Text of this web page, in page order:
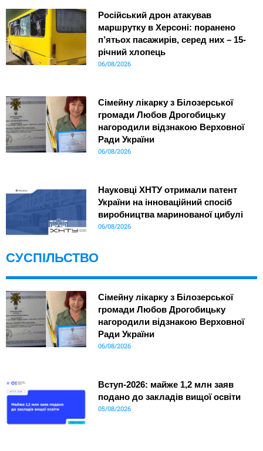
Російський дрон атакував
маршрутку в Херсоні: поранено
п’ятьох пасажирів, серед них – 15-
річний хлопець
06/08/2026
Сімейну лікарку з Білозерської
громади Любов Дрогобицьку
нагородили відзнакою Верховної
Ради України
06/08/2026
Науковці ХНТУ отримали патент
України на інноваційний спосіб
виробництва маринованої цибулі
06/08/2026
СУСПІЛЬСТВО
Сімейну лікарку з Білозерської
громади Любов Дрогобицьку
нагородили відзнакою Верховної
Ради України
06/08/2026
Вступ-2026: майже 1,2 млн заяв
подано до закладів вищої освіти
05/08/2026